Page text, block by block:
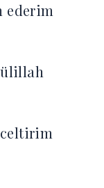
ederim